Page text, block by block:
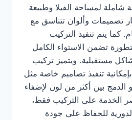
شاملة لمساحة الفيلا وطبيعة
تصميمات وألوان تتناسق مع
كما يتم تنفيذ التركيب
تضمن الاستواء الكامل
مستقبلية. ويتميز تركيب
تنفيذ تصاميم خاصة مثل
الدمج بين أكثر من لون لإضفاء
الخدمة على التركيب فقط،
للحفاظ على جودة